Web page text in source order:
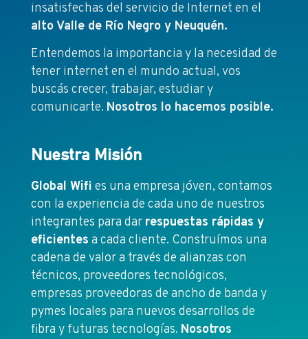
insatisfechas del servicio de Internet en el
alto Valle de Río Negro y Neuquén.
Entendemos la importancia y la necesidad de
tener internet en el mundo actual, vos
buscás crecer, trabajar, estudiar y
comunicarte. Nosotros lo hacemos posible.
Nuestra Misión
Global Wifi es una empresa jóven, contamos
con la experiencia de cada uno de nuestros
integrantes para dar respuestas rápidas y
eficientes a cada cliente. Construímos una
cadena de valor a través de alianzas con
técnicos, proveedores tecnológicos,
empresas proveedoras de ancho de banda y
pymes locales para nuevos desarrollos de
fibra y futuras tecnologías. Nosotros